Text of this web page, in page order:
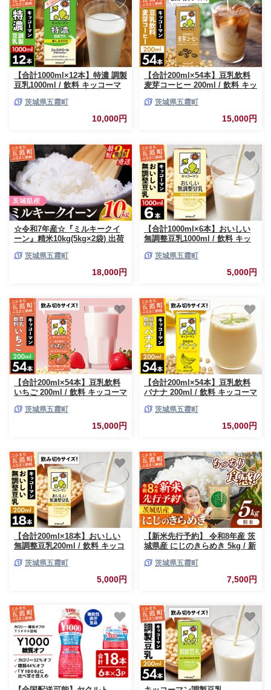
【合計1000ml×12本】特濃 調製
豆乳1000ml / 飲料 キッコーマ
ック セット 茨城県 五霞町
茨城県五霞町
10,000円
【合計200ml×54本】豆乳飲料
麦芽コーヒー 200ml / 飲料 キッ
乳飲料 大豆 パック セット 飲み
切り 豆乳アイス 茨城県 五霞町
茨城県五霞町
15,000円
☆令和7年産☆『ミルキークイ
ーン』精米10kg(5kg×2袋) 出荷
10kg コメ こめ 人気 銘柄 家計
応援 中山産業 家庭用 茨城県産
茨城県 五霞町【価格変更AB】
茨城県五霞町
18,000円
【合計1000ml×6本】おいしい
無調整豆乳1000ml / 飲料 キッ
大豆 パック セット 茨城県 五霞
茨城県五霞町
5,000円
【合計200ml×54本】豆乳飲料
いちご 200ml / 飲料 キッコーマ
乳 豆乳飲料 大豆 パック セット
飲み切り 茨城県 五霞町【価格
茨城県五霞町
15,000円
【合計200ml×54本】豆乳飲料
バナナ 200ml / 飲料 キッコーマ
乳飲料 大豆 パック セット 飲み
切り 小腹満たし 豆乳プリン 茨
城県 五霞町【価格改定】
茨城県五霞町
15,000円
【合計200ml×18本】おいしい
無調整豆乳200ml / 飲料 キッコ
豆 パック セット 飲み切り 茨城
茨城県五霞町
5,000円
【新米先行予約】 令和8年産 茨
城県産 にじのきらめき 5kg / 新
お米 精米 旨味 安心 美味しい
茨城県五霞町
7,500円